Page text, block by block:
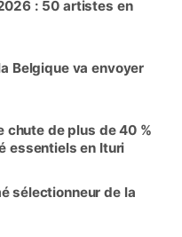
: 50 artistes en
Belgique va envoyer
chute de plus de 40 %
essentiels en Ituri
sélectionneur de la